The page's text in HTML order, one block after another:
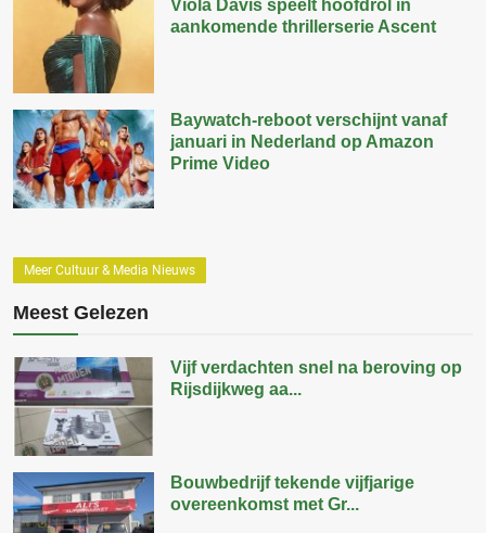
Viola Davis speelt hoofdrol in
aankomende thrillerserie Ascent
Baywatch-reboot verschijnt vanaf
januari in Nederland op Amazon
Prime Video
Meer Cultuur & Media Nieuws
Meest Gelezen
Vijf verdachten snel na beroving op
Rijsdijkweg aa...
Bouwbedrijf tekende vijfjarige
overeenkomst met Gr...